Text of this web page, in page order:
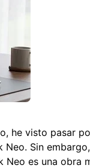
he visto pasar
Sin
es una obra